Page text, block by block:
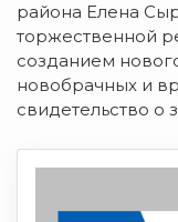
района Елена
торжественной
созданием
новобрачных и
свидетельство о